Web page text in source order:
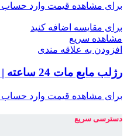
برای مشاهده قیمت وارد حساب
برای مقایسه اضافه کنید
مشاهده سریع
افزودن به علاقه مندی
رژلب مایع مات 24 ساعته | کد رنگ 16
برای مشاهده قیمت وارد حساب
دسترسی سریع